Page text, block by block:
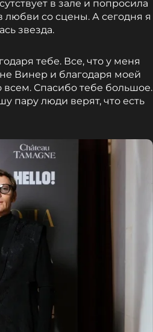
в зале и попросила
любви со сцены. А сегодня я
звезда.
тебе. Все, что у меня
Винер и благодаря моей
Спасибо тебе большое.
пару люди верят, что есть